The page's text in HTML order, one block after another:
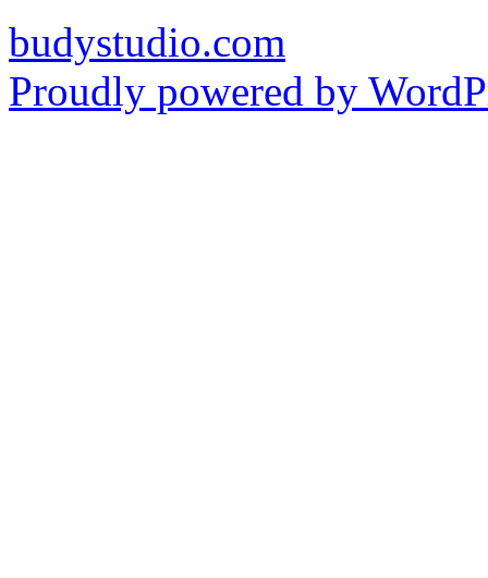
budystudio.com
Proudly powered by